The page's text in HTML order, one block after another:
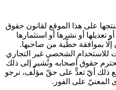
على هذا الموقع لقانون حقوق
تعديلها أو نشرها أو استثمارها
بموافقة خطّية من صاحبها.
للاستخدام الشخصي غير التجاري
حقوق أصحابه ونُشير إلى ذلك
ذلك أيّ تعدٍّ على حقّ مؤلِّف، نرجو
المعنيّ على الفور.